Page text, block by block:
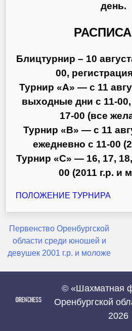
день.
Блицтурнир – 10
00,
Турнир «А» — с 11
выходные дни с 11-
17-00 (все
Турнир «В» — с 11
ежедневно с 11-00
Турнир «С» — 16, 17,
00 (2011 г.р. и
ПОЛОЖЕНИЕ ТУРНИРА
Навигация
по
Первенство Оренбургской
области среди юношей и
девушек 2001 г.р. и моложе
© «Шахматная
Оренбургской
2026